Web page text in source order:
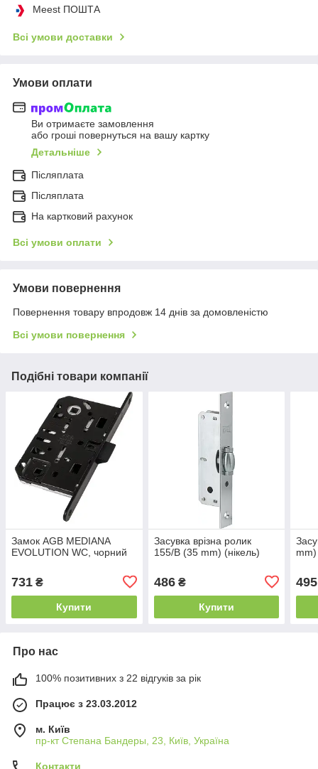
Meest ПОШТА
Всі умови доставки
Умови оплати
Ви отримаєте замовлення
або гроші повернуться на вашу картку
Детальніше
Післяплата
Післяплата
На картковий рахунок
Всі умови оплати
Умови повернення
Повернення товару впродовж 14 днів за домовленістю
Всі умови повернення
Подібні товари компанії
Замок AGB MEDIANA
EVOLUTION WC, чорний
731 ₴
Купити
Засувка врізна ролик
155/B (35 mm) (нікель)
486₴
Купити
495
Про нас
100% позитивних з 22 відгуків за рік
Працює з 23.03.2012
м. Київ
пр-кт Степана Бандеры, 23, Київ, Україна
Контакти